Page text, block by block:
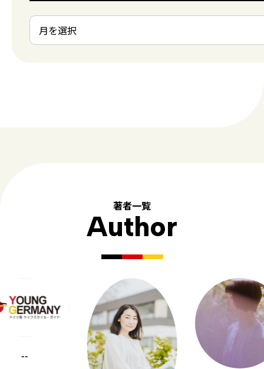
著者一覧
Author
--